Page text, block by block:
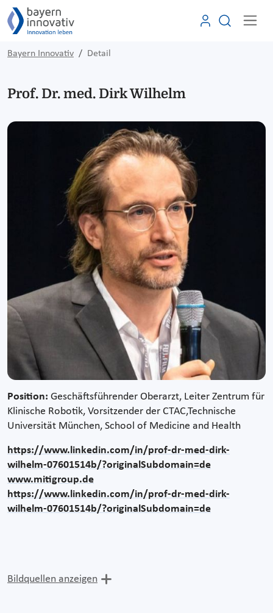
Bayern Innovativ Detail
Prof. Dr. med. Dirk Wilhelm
Position: Geschäftsführender Oberarzt, Leiter Zentrum für
Klinische Robotik, Vorsitzender der CTAC,Technische
Universität München, School of Medicine and Health
https://www.linkedin.com/in/prof-dr-med-dirk-
wilhelm-07601514b/?originalSubdomain=de
www.mitigroup.de
https://www.linkedin.com/in/prof-dr-med-dirk-
wilhelm-07601514b/?originalSubdomain=de
Bildquellen anzeigen